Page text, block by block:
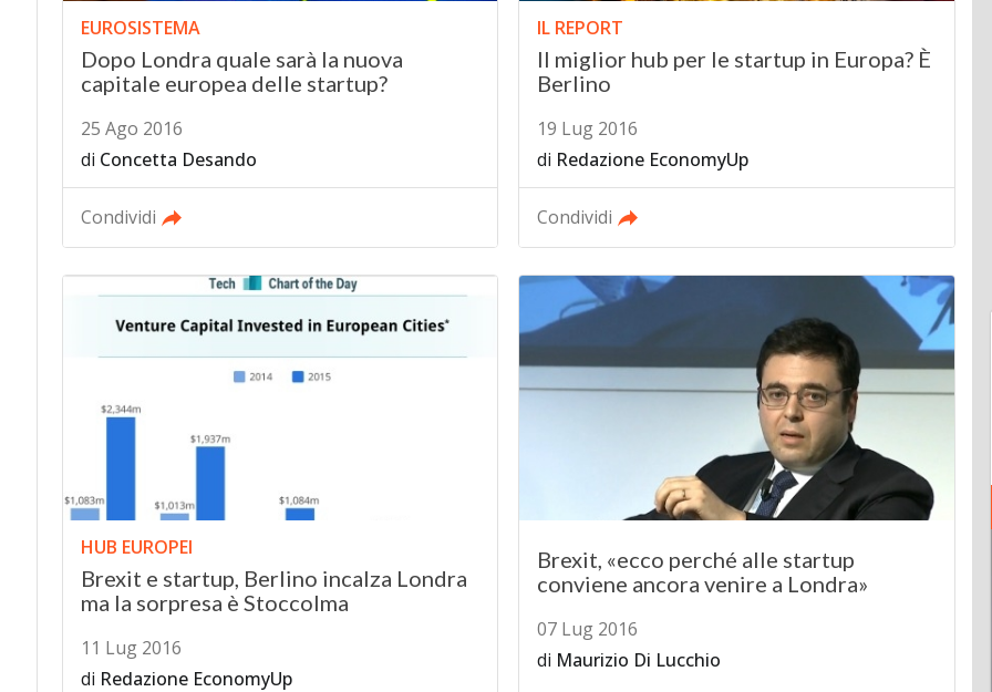
EUROSISTEMA
Dopo Londra quale sarà la nuova
capitale europea delle startup?
25 Ago 2016
di Concetta Desando
Condividi
IL REPORT
Il miglior hub per le startup in Europa? È
Berlino
19 Lug 2016
di Redazione EconomyUp
Condividi
HUB EUROPEI
Brexit e startup, Berlino incalza Londra
ma la sorpresa è Stoccolma
11 Lug 2016
di Redazione EconomyUp
Brexit, «ecco perché alle startup
conviene ancora venire a Londra»
07 Lug 2016
di Maurizio Di Lucchio